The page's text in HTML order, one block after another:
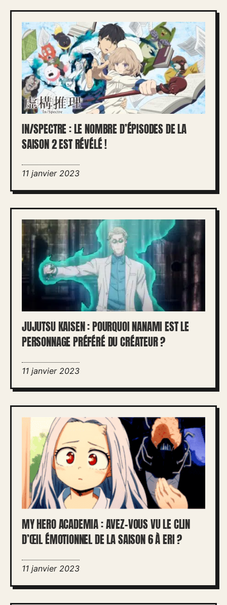
IN/SPECTRE : LE NOMBRE D’ÉPISODES DE LA
SAISON 2 EST RÉVÉLÉ !
11 janvier 2023
JUJUTSU KAISEN : POURQUOI NANAMI EST LE
PERSONNAGE PRÉFÉRÉ DU CRÉATEUR ?
11 janvier 2023
MY HERO ACADEMIA : AVEZ-VOUS VU LE CLIN
D’ŒIL ÉMOTIONNEL DE LA SAISON 6 À ERI ?
11 janvier 2023